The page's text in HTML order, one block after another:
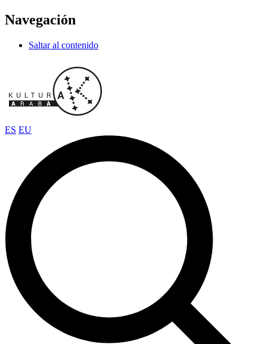
Navegación
Saltar al contenido
ES EU